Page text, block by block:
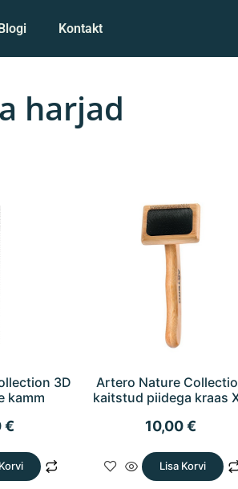
Kontakt
harjad
3D
kamm
€
Artero Nature
kaitstud piidega kraas
10,00€
Lisa Korvi